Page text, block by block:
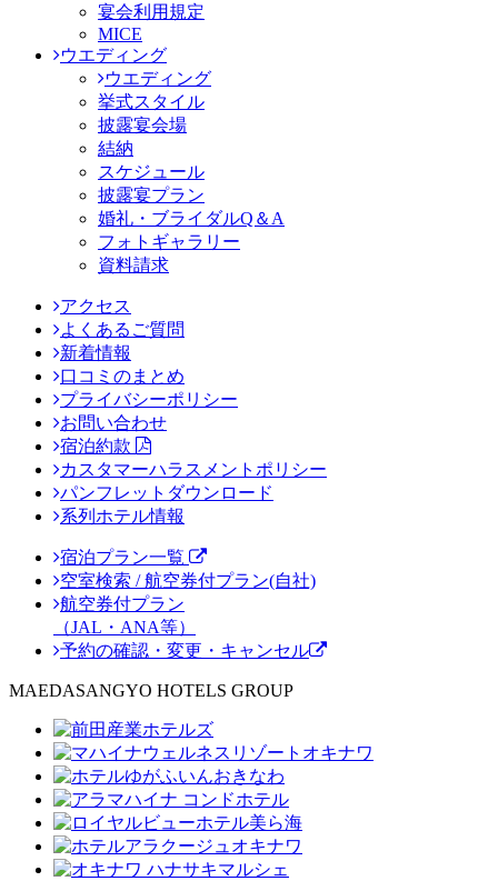
宴会利用規定
MICE
ウエディング
ウエディング
挙式スタイル
披露宴会場
結納
スケジュール
披露宴プラン
婚礼・ブライダルQ＆A
フォトギャラリー
資料請求
アクセス
よくあるご質問
新着情報
口コミのまとめ
プライバシーポリシー
お問い合わせ
宿泊約款
カスタマーハラスメントポリシー
パンフレットダウンロード
系列ホテル情報
宿泊プラン一覧
空室検索 / 航空券付プラン(自社)
航空券付プラン
（JAL・ANA等）
予約の確認・変更・キャンセル
MAEDASANGYO HOTELS GROUP